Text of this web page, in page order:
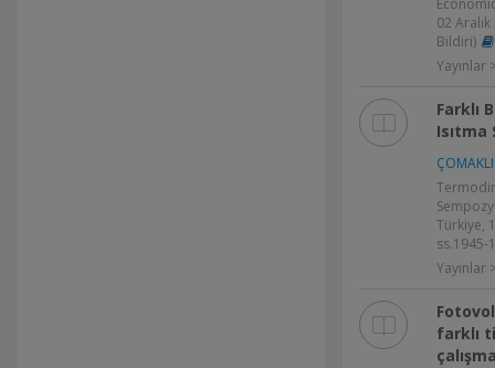
02
Bildiri)
Yayınlar
Farklı
Türkiye,
ss.1945-
Yayınlar
farklı